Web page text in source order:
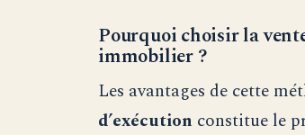
Pourquoi choisir la
immobilier ?
Les avantages de cette
d’exécution constitue le